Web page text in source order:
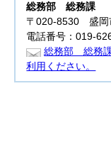
総務部総務課
〒020-8530 盛岡
電話番号：019-
総務部 総務
利用ください。